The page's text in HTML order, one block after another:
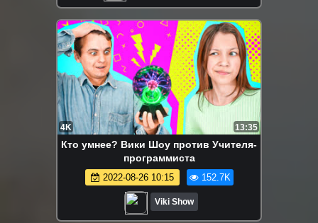
4K 13:35
Кто умнее? Вики Шоу против Учителя-
программиста
2022-08-26 10:15 152.7K
Viki Show